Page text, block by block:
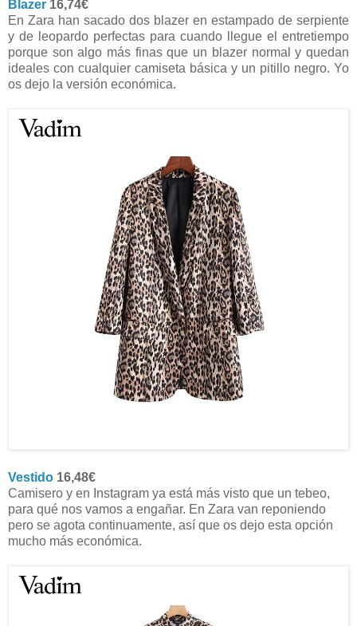
Blazer 16,74€
En Zara han sacado dos blazer en estampado de serpiente
y de leopardo perfectas para cuando llegue el entretiempo
porque son algo más finas que un blazer normal y quedan
ideales con cualquier camiseta básica y un pitillo negro. Yo
os dejo la versión económica.
Vestido 16,48€
Camisero y en Instagram ya está más visto que un tebeo,
para qué nos vamos a engañar. En Zara van reponiendo
pero se agota continuamente, así que os dejo esta opción
mucho más económica.